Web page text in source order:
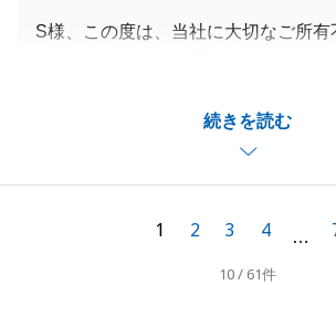
続きを読む
S様、この度は、当社に大切なご所有
説明が不十分だった点、申し訳ござい
今後とも当社にお手伝いできること
ら、お気軽にお申し付けくださいま
閉じる
1 2 3 4 …
10 / 61件